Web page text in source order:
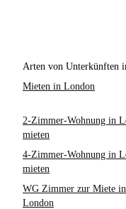
Arten von Unterkünften
Mieten in London
2-Zimmer-Wohnung in
mieten
4-Zimmer-Wohnung in
mieten
WG Zimmer zur Miete in
London